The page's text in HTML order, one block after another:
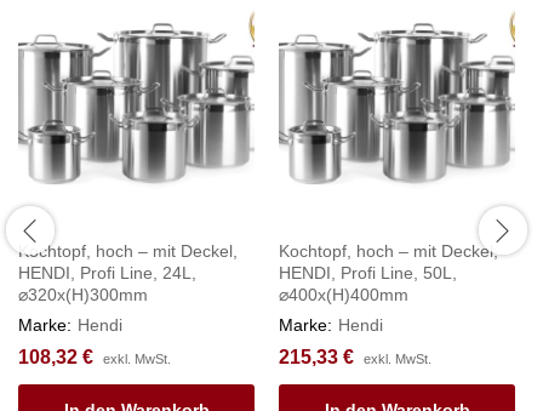
Kochtopf, hoch – mit Deckel,
HENDI, Profi Line, 24L,
⌀320x(H)300mm
Marke: Hendi
108,32 € exkl. MwSt.
Kochtopf, hoch – mit Deckel,
HENDI, Profi Line, 50L,
⌀400x(H)400mm
Marke: Hendi
215,33 € exkl. MwSt.